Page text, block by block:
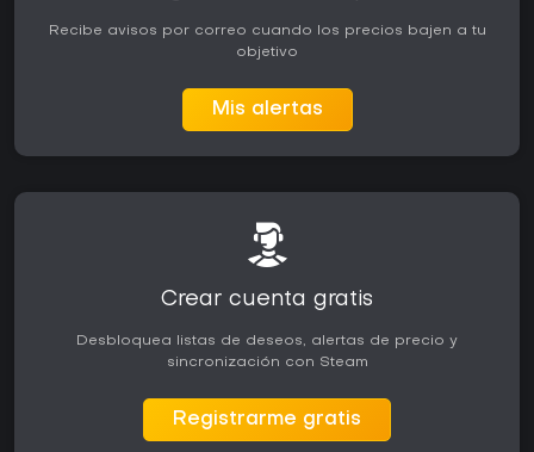
Recibe avisos por correo cuando los precios bajen a tu
objetivo
Mis alertas
Crear cuenta gratis
Desbloquea listas de deseos, alertas de precio y
sincronización con Steam
Registrarme gratis